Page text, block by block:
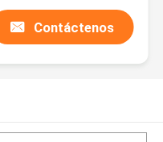
Contáctenos